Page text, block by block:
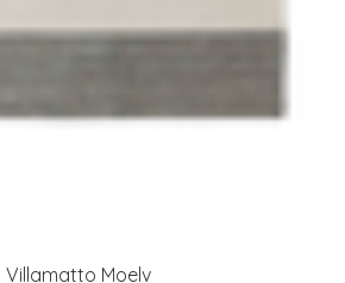
Villamatto Moelv